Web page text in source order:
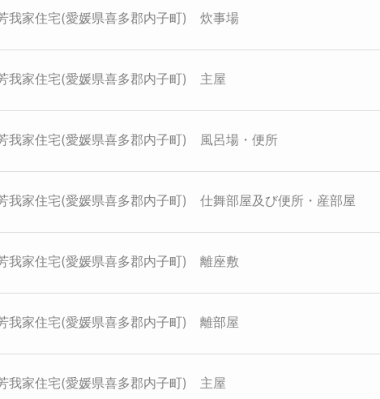
我家住宅(愛媛県喜多郡内子町) 炊事場
我家住宅(愛媛県喜多郡内子町) 主屋
我家住宅(愛媛県喜多郡内子町) 風呂場・便所
我家住宅(愛媛県喜多郡内子町) 仕舞部屋及び便所・産部屋
我家住宅(愛媛県喜多郡内子町) 離座敷
我家住宅(愛媛県喜多郡内子町) 離部屋
我家住宅(愛媛県喜多郡内子町) 主屋